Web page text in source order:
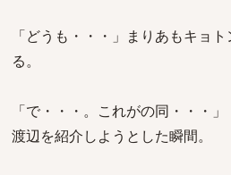
「どうも・・・」まりあもキョ
る。
「で・・・。これがの同・・・」
渡辺を紹介しようとした瞬間。